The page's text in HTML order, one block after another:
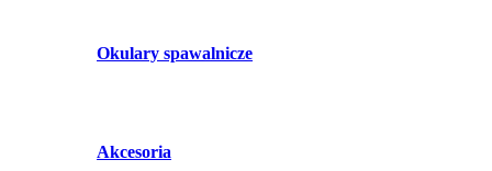
Okulary spawalnicze
Akcesoria